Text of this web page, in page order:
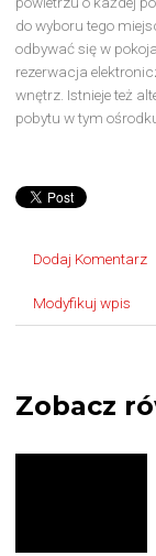
do wyboru tego
odbywać się w
rezerwacja
wnętrz. Istnieje też
pobytu w tym
Dodaj Komentarz
Modyfikuj wpis
Zobacz